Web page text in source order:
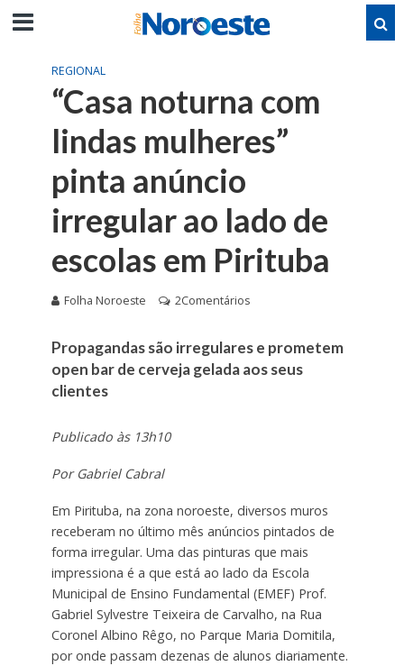
REGIONAL
“Casa noturna com
lindas mulheres”
pinta anúncio
irregular ao lado de
escolas em Pirituba
Folha Noroeste 2Comentários
Propagandas são irregulares e prometem
open bar de cerveja gelada aos seus
clientes
Publicado às 13h10
Por Gabriel Cabral
Em Pirituba, na zona noroeste, diversos muros
receberam no último mês anúncios pintados de
forma irregular. Uma das pinturas que mais
impressiona é a que está ao lado da Escola
Municipal de Ensino Fundamental (EMEF) Prof.
Gabriel Sylvestre Teixeira de Carvalho, na Rua
Coronel Albino Rêgo, no Parque Maria Domitila,
por onde passam dezenas de alunos diariamente.